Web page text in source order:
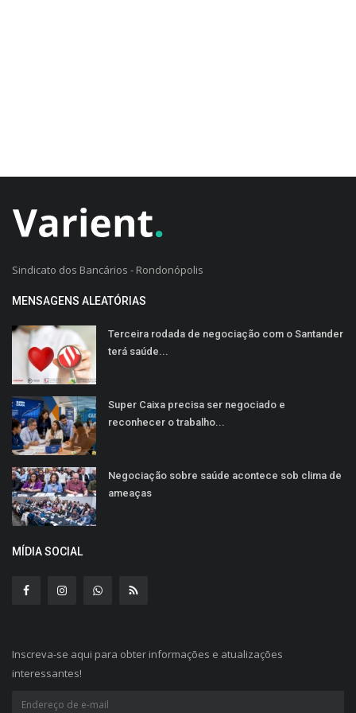
Sindicato dos Bancários - Rondonópolis
MENSAGENS ALEATÓRIAS
Terceira rodada de negociação com o Santander
terá saúde...
Super Caixa precisa ser negociado e
reconhecer o trabalho...
Negociação sobre saúde acontece sob clima de
ameaças
MÍDIA SOCIAL
Inscreva-se aqui para obter informações e atualizações
interessantes!